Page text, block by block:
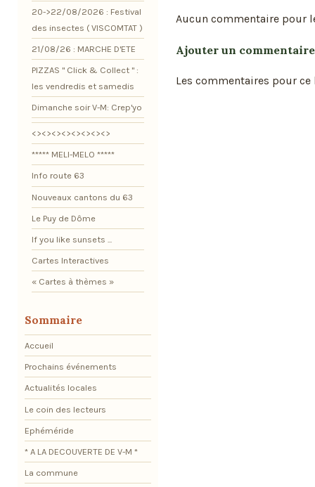
Aucun commentaire pour
Ajouter un commentaire
Les commentaires pour
20->22/08/2026 : Festival
des insectes ( VISCOMTAT )
21/08/26 : MARCHE D'ETE
PIZZAS " Click & Collect " :
les vendredis et samedis
Dimanche soir V-M: Crep'yo
<><><><><><><><>
***** MELI-MELO *****
Info route 63
Nouveaux cantons du 63
Le Puy de Dôme
If you like sunsets ...
Cartes Interactives
« Cartes à thèmes »
Sommaire
Accueil
Prochains événements
Actualités locales
Le coin des lecteurs
Ephéméride
* A LA DECOUVERTE DE V-M *
La commune